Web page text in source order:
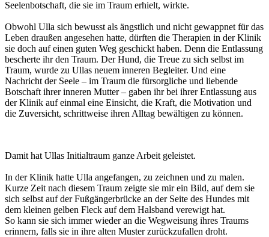
Seelenbotschaft, die sie im Traum erhielt, wirkte.
Obwohl Ulla sich bewusst als ängstlich und nicht gewappnet für das
Leben draußen angesehen hatte, dürften die Therapien in der Klinik
sie doch auf einen guten Weg geschickt haben. Denn die Entlassung
bescherte ihr den Traum. Der Hund, die Treue zu sich selbst im
Traum, wurde zu Ullas neuem inneren Begleiter. Und eine
Nachricht der Seele – im Traum die fürsorgliche und liebende
Botschaft ihrer inneren Mutter – gaben ihr bei ihrer Entlassung aus
der Klinik auf einmal eine Einsicht, die Kraft, die Motivation und
die Zuversicht, schrittweise ihren Alltag bewältigen zu können.
Damit hat Ullas Initialtraum ganze Arbeit geleistet.
In der Klinik hatte Ulla angefangen, zu zeichnen und zu malen.
Kurze Zeit nach diesem Traum zeigte sie mir ein Bild, auf dem sie
sich selbst auf der Fußgängerbrücke an der Seite des Hundes mit
dem kleinen gelben Fleck auf dem Halsband verewigt hat.
So kann sie sich immer wieder an die Wegweisung ihres Traums
erinnern, falls sie in ihre alten Muster zurückzufallen droht.